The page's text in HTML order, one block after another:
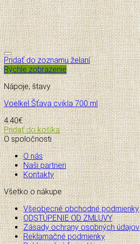
Pridať do zoznamu želaní
Rýchle zobrazenie
Nápoje, štavy
Voelkel Šťava cvikla 700 ml
4.40€
Pridať do košíka
O spoločnosti
O nás
Naši partneri
Kontakty
Všetko o nákupe
Všeobecné obchodné podmienky
ODSTÚPENIE OD ZMLUVY
Zásady ochrany osobných údajov
Reklamačné podmienky